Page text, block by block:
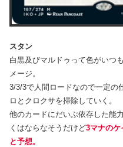
スタン
白黒及びマルドゥって色がいつ
メージ。
3/3/3で人間ロードなので一定の
ロとクロクサを掃除していく。
他のカードにだいぶ依存した能
くはならなそうだけど3マナのケ
と予想。